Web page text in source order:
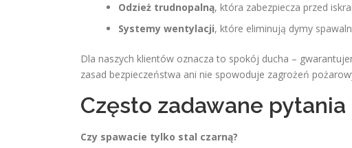
Odzież trudnopalną, która zabezpiecza przed
Systemy wentylacji, które eliminują dymy
Dla naszych klientów oznacza to spokój ducha –
zasad bezpieczeństwa ani nie spowoduje zagrożeń
Często zadawane pytania
Czy spawacie tylko stal czarną?